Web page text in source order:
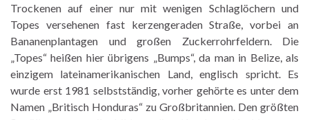
Trockenen auf einer nur mit wenigen Schlaglöchern und
Topes versehenen fast kerzengeraden Straße, vorbei an
Bananenplantagen und großen Zuckerrohrfeldern. Die
„Topes“ heißen hier übrigens „Bumps“, da man in Belize, als
einzigem lateinamerikanischen Land, englisch spricht. Es
wurde erst 1981 selbstständig, vorher gehörte es unter dem
Namen „Britisch Honduras“ zu Großbritannien. Den größten